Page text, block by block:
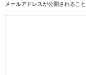
メールアドレスが公開されるこ